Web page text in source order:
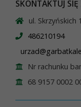
SKONTAKTUJ
ul. Skrzyńskich
486210194
Nr rachunku
68 9157 0002